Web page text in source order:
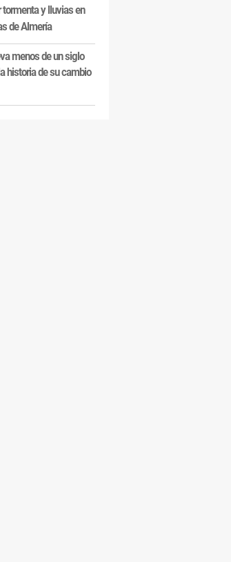
y lluvias en
de Almería
menos de un siglo
historia de su cambio